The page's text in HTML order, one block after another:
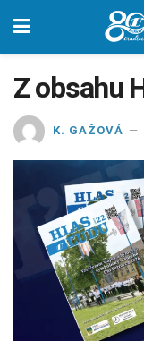
Z obsahu
K. GAŽOVÁ